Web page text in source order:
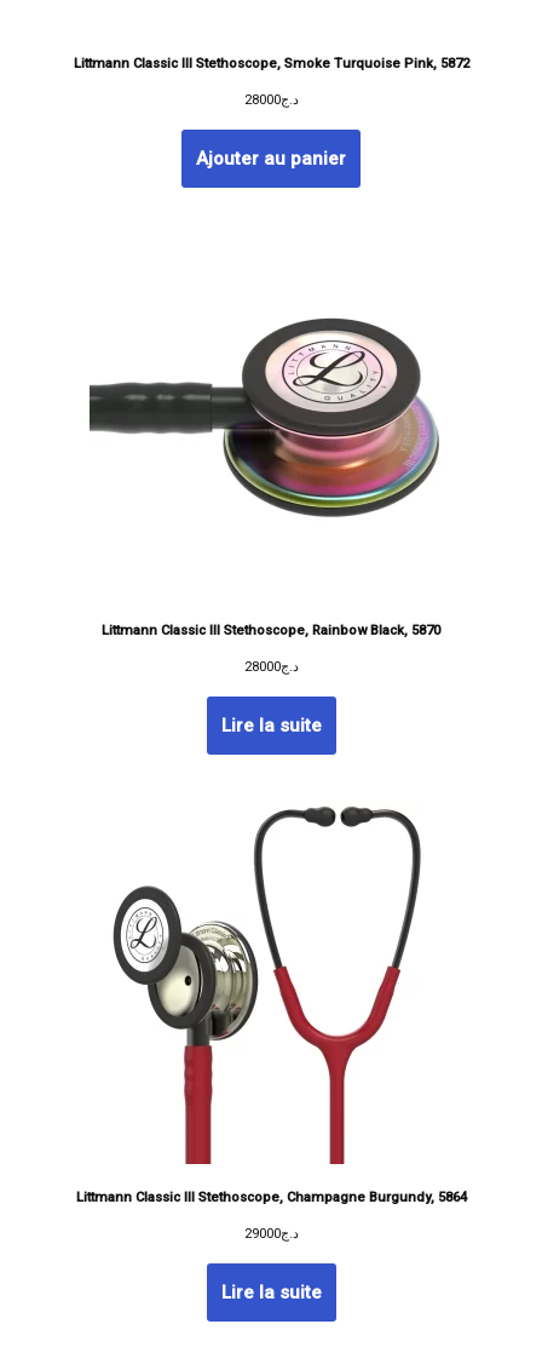
Littmann Classic III Stethoscope, Smoke Turquoise Pink, 5872
د.ج28000
Ajouter au panier
Littmann Classic III Stethoscope, Rainbow Black, 5870
د.ج28000
Lire la suite
Littmann Classic III Stethoscope, Champagne Burgundy, 5864
د.ج29000
Lire la suite